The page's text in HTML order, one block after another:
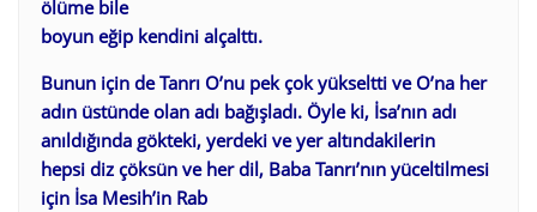
ölüme bile
boyun eğip kendini alçalttı.
Bunun için de Tanrı O’nu pek çok yükseltti ve O’na her
adın üstünde olan adı bağışladı. Öyle ki, İsa’nın adı
anıldığında gökteki, yerdeki ve yer altındakilerin
hepsi diz çöksün ve her dil, Baba Tanrı’nın yüceltilmesi
için İsa Mesih’in Rab